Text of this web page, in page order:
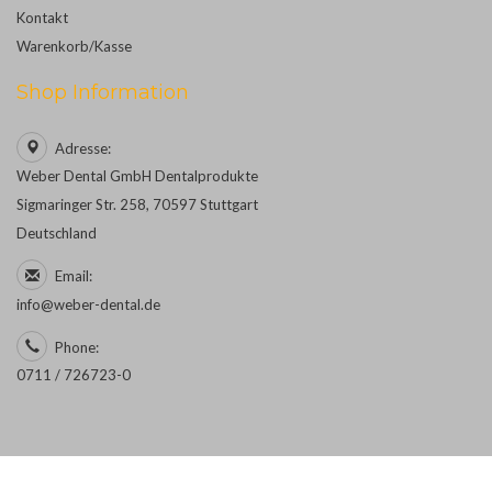
Kontakt
Warenkorb/Kasse
Shop Information
Adresse:
Weber Dental GmbH Dentalprodukte
Sigmaringer Str. 258, 70597 Stuttgart
Deutschland
Email:
info@weber-dental.de
Phone:
0711 / 726723-0